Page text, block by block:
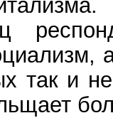
так и